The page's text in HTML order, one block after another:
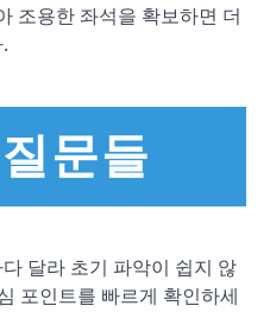
조용한 좌석을 확보하면 더
문들
달라 초기 파악이 쉽지 않
포인트를 빠르게 확인하세